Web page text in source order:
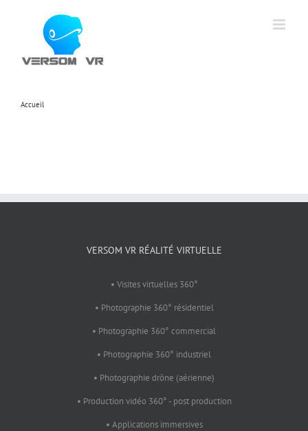
Accueil
VERSOM VR RÉALITÉ VIRTUELLE
• Visites virtuelles 360°
• Photographie 360° résidentiel
• Photographie 360° commercial
• Photographie 360° industriel
• Photographie drône (aérienne)
• Production vidéo 360° - post production
• Applications immersives